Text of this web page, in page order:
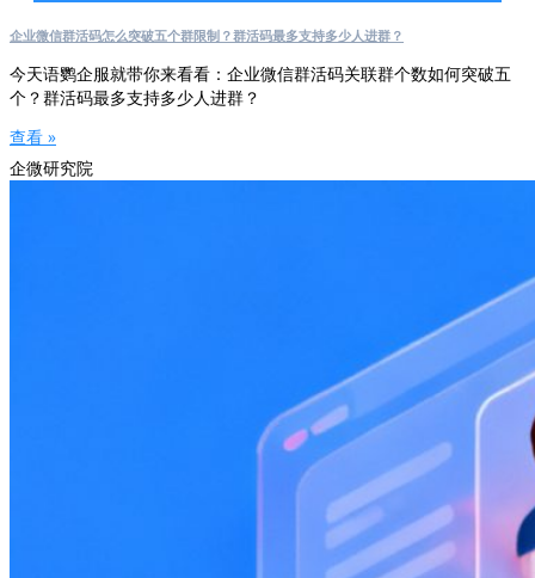
企业微信群活码怎么突破五个群限制？群活码最多支持多少人进群？
今天语鹦企服就带你来看看：企业微信群活码关联群个数如何突破五
个？群活码最多支持多少人进群？
查看 »
企微研究院